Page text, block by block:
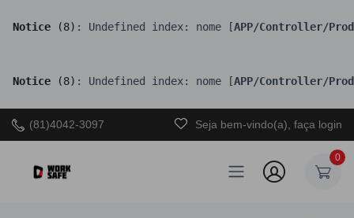
Notice (8) : Undefined index: nome [APP/Controller/
Notice (8) : Undefined index: nome [APP/Controller/
(81)4042-3097 Seja bem-vindo(a), faça login
0